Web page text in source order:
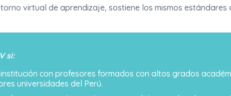
virtual de aprendizaje, sostiene los mismos
si:
con profesores formados con altos grados
universidades del Perú.